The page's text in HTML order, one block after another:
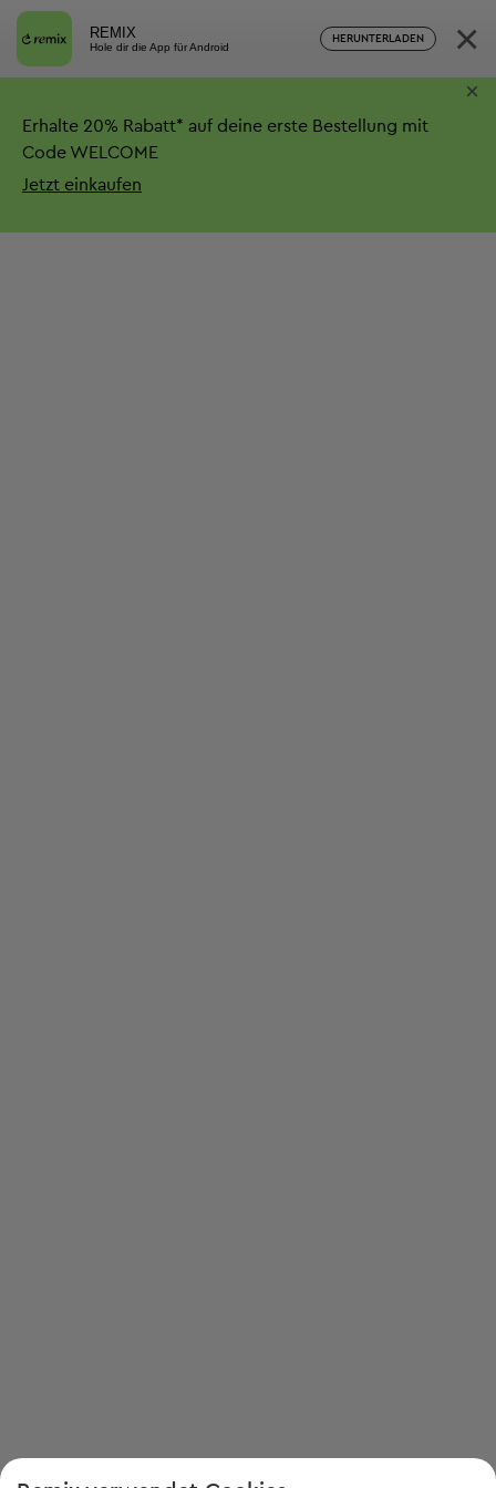
REMIX
Hole dir die App für Android
HERUNTERLADEN ×
Erhalte 20% Rabatt* auf deine erste Bestellung mit
Code WELCOME
Jetzt einkaufen
×